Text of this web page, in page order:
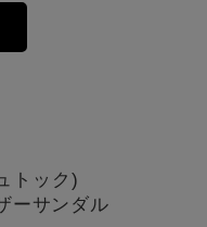
トック)
ーサンダル